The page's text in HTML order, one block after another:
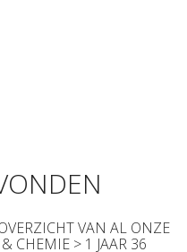
VAN AL ONZE
CHEMIE > 1 JAAR 36